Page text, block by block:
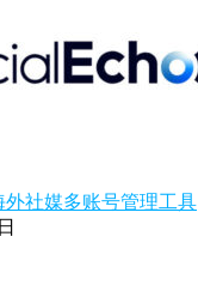
外社媒多账号管理工具